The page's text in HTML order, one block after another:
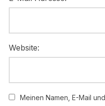
Website:
Meinen Namen, E-Mail